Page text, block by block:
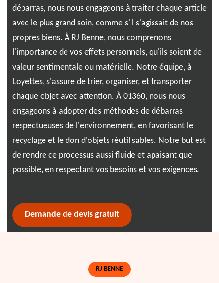
débarras, nous nous engageons à traiter chaque article
avec le plus grand soin, comme s'il s'agissait de nos
propres biens. À RJ Benne, nous comprenons
l'importance de vos effets personnels, qu'ils soient de
valeur sentimentale ou matérielle. Notre équipe, à
Loyettes, s'assure de trier, organiser, et transporter
chaque objet avec attention. À 01360, nous nous
engageons à adopter des méthodes de débarras
respectueuses de l'environnement, en favorisant le
recyclage et le don d'objets réutilisables. Notre but est
de rendre ce processus aussi fluide et apaisant que
possible, en respectant vos besoins et vos exigences.
Demande de devis gratuit
RJ BENNE